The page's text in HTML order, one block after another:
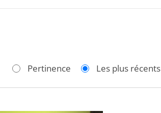
Pertinence Les plus récents